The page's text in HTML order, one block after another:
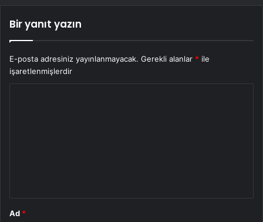
Bir yanıt yazın
E-posta adresiniz yayınlanmayacak. Gerekli alanlar * ile
işaretlenmişlerdir
Ad *